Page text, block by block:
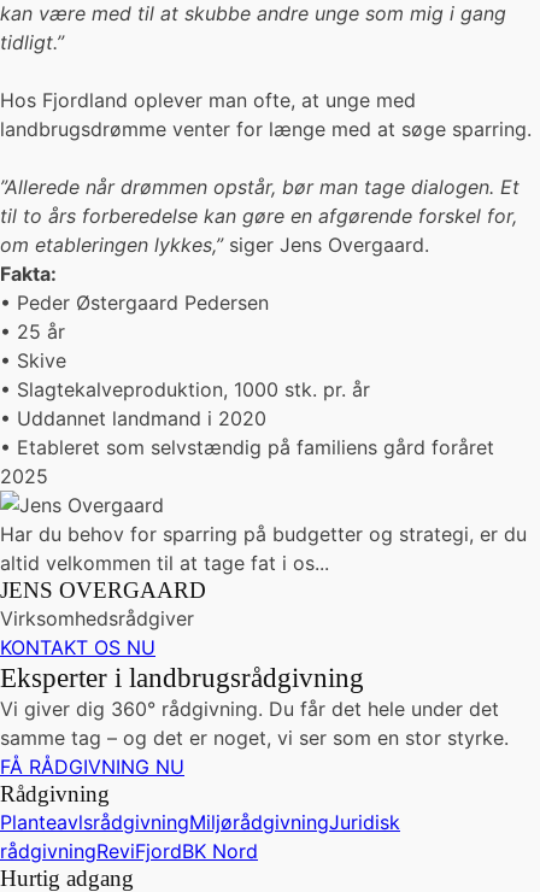
kan være med til at skubbe andre unge som mig i gang
tidligt.”
Hos Fjordland oplever man ofte, at unge med
landbrugsdrømme venter for længe med at søge sparring.
”Allerede når drømmen opstår, bør man tage dialogen. Et
til to års forberedelse kan gøre en afgørende forskel for,
om etableringen lykkes,” siger Jens Overgaard.
Fakta:
• Peder Østergaard Pedersen
• 25 år
• Skive
• Slagtekalveproduktion, 1000 stk. pr. år
• Uddannet landmand i 2020
• Etableret som selvstændig på familiens gård foråret
2025
Har du behov for sparring på budgetter og strategi, er du
altid velkommen til at tage fat i os...
JENS OVERGAARD
Virksomhedsrådgiver
KONTAKT OS NU
Eksperter i landbrugsrådgivning
Vi giver dig 360° rådgivning. Du får det hele under det
samme tag – og det er noget, vi ser som en stor styrke.
FÅ RÅDGIVNING NU
Rådgivning
PlanteavlsrådgivningMiljørådgivningJuridisk
rådgivningReviFjordBK Nord
Hurtig adgang